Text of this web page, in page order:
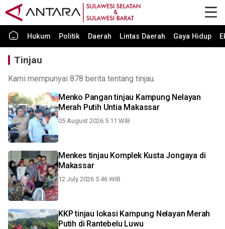
Hukum Politik Daerah Lintas Daerah Gaya Hidup
Tinjau
Kami mempunyai 878 berita tentang tinjau.
Menko Pangan tinjau Kampung Nelayan
Merah Putih Untia Makassar
05 August 2026 5:11 WIB
Menkes tinjau Komplek Kusta Jongaya di
Makassar
12 July 2026 5:46 WIB
KKP tinjau lokasi Kampung Nelayan Merah
Putih di Rantebelu Luwu